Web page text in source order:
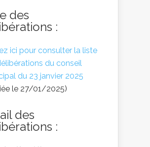
des
:
ici pour consulter la liste
du conseil
du 23 janvier 2025
le 27/01/2025)
des
: